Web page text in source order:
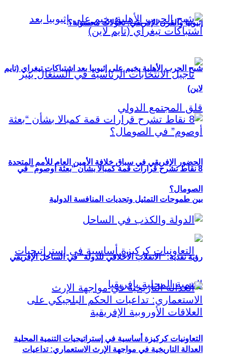
إثيوبيا والقرن الإفريقي: تحوُّلات محسوبة؟
الحضور الإفريقي في سباق خلافة الأمين العام للأمم المتحدة
بين طموحات التمثيل وتحديات المنافسة الدولية
التعاونيات كركيزة أساسية في إستراتيجيات التنمية المحلية
شبح الحرب الأهلية يخيم على إثيوبيا بعد اشتباكات تيغراي (تايم
لاين)
8 نقاط تشرح قرارات قمة كمبالا بشأن “بعثة أوصوم” في
الصومال؟
رؤية نقدية: “الانقلاب الأخلاقي للدولة” في الساحل الإفريقي
العدالة التاريخية في مواجهة الإرث الاستعماري: تداعيات